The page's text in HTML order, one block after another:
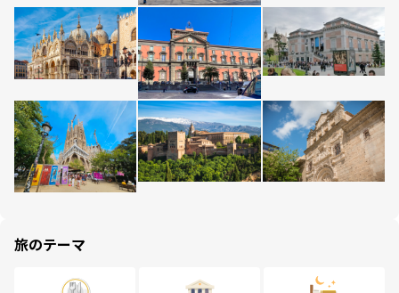
旅のテーマ